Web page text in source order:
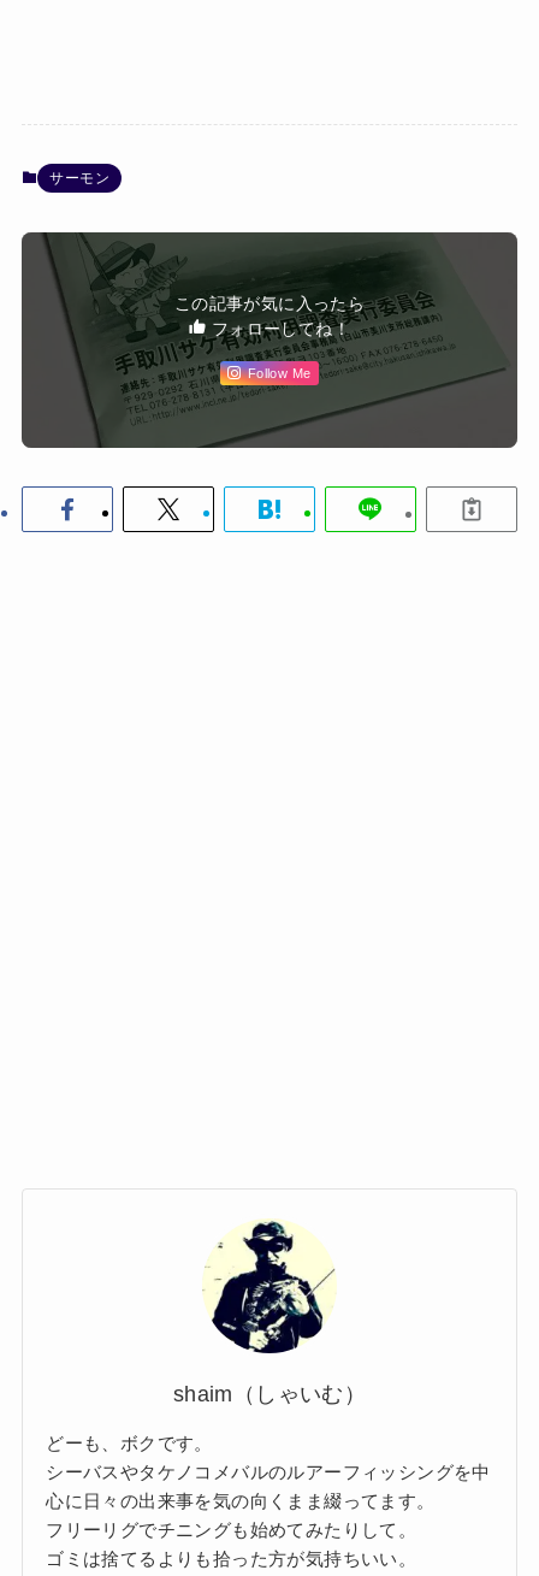
サーモン
この記事が気に入ったら
フォローしてね！
Follow Me
shaim（しゃいむ）
どーも、ボクです。
シーバスやタケノコメバルのルアーフィッシングを中
心に日々の出来事を気の向くまま綴ってます。
フリーリグでチニングも始めてみたりして。
ゴミは捨てるよりも拾った方が気持ちいい。